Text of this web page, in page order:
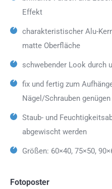
Effekt
charakteristischer Alu-
matte Oberfläche
schwebender Look durch
fix und fertig zum
Nägel/Schrauben genügen
Staub- und
abgewischt werden
Größen: 60×40, 75×50,
Fotoposter